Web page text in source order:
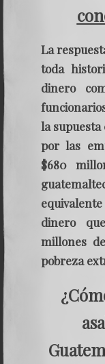
La
toda
dinero
la
por las
$680
dinero
millones
pobreza